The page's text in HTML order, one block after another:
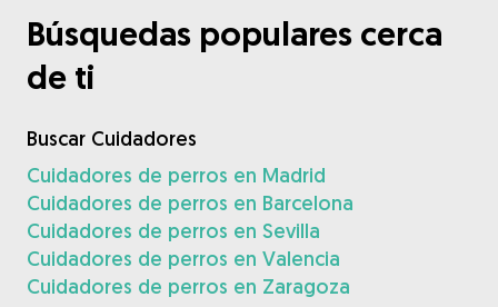
Búsquedas populares cerca
de ti
Buscar Cuidadores
Cuidadores de perros en Madrid
Cuidadores de perros en Barcelona
Cuidadores de perros en Sevilla
Cuidadores de perros en Valencia
Cuidadores de perros en Zaragoza